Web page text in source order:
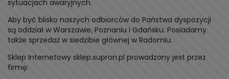
sytuacjach awaryjnych.
Aby być blisko naszych odbiorców do Państwa dyspozycji
są oddział w Warszawie, Poznaniu i Gdańsku. Posiadamy
także sprzedaż w siedzibie głównej w Radomiu.
Sklep Internetowy sklep.supron.pl prowadzony jest przez
firmę: